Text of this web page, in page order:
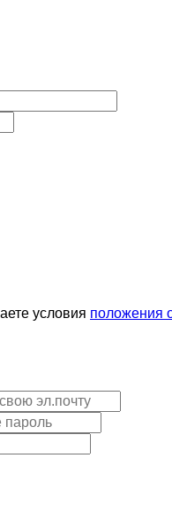
условия положения